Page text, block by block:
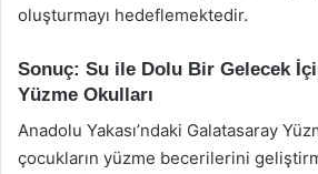
oluşturmayı hedeflemektedir.
Sonuç: Su ile Dolu Bir Gelecek
Yüzme Okulları
Anadolu Yakası’ndaki Galatasaray
çocukların yüzme becerilerini